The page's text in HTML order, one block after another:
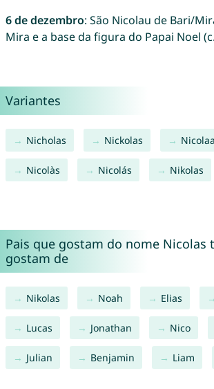
6 de dezembro: São Nicolau de Bari/
Mira e a base da figura do Papai Noel
Variantes
Nicholas Nickolas
Nicolàs Nicolás Nikolas
Pais que gostam do nome Nicolas
gostam de
Nikolas Noah Elias
Lucas Jonathan Nico
Julian Benjamin Liam